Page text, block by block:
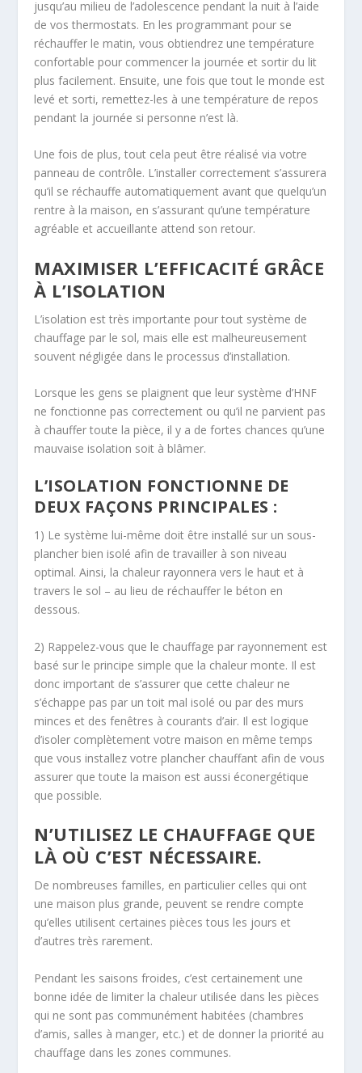
jusqu’au milieu de l’adolescence pendant la nuit à l’aide
de vos thermostats. En les programmant pour se
réchauffer le matin, vous obtiendrez une température
confortable pour commencer la journée et sortir du lit
plus facilement. Ensuite, une fois que tout le monde est
levé et sorti, remettez-les à une température de repos
pendant la journée si personne n’est là.
Une fois de plus, tout cela peut être réalisé via votre
panneau de contrôle. L’installer correctement s’assurera
qu’il se réchauffe automatiquement avant que quelqu’un
rentre à la maison, en s’assurant qu’une température
agréable et accueillante attend son retour.
MAXIMISER L’EFFICACITÉ GRÂCE
À L’ISOLATION
L’isolation est très importante pour tout système de
chauffage par le sol, mais elle est malheureusement
souvent négligée dans le processus d’installation.
Lorsque les gens se plaignent que leur système d’HNF
ne fonctionne pas correctement ou qu’il ne parvient pas
à chauffer toute la pièce, il y a de fortes chances qu’une
mauvaise isolation soit à blâmer.
L’ISOLATION FONCTIONNE DE
DEUX FAÇONS PRINCIPALES :
1) Le système lui-même doit être installé sur un sous-
plancher bien isolé afin de travailler à son niveau
optimal. Ainsi, la chaleur rayonnera vers le haut et à
travers le sol – au lieu de réchauffer le béton en
dessous.
2) Rappelez-vous que le chauffage par rayonnement est
basé sur le principe simple que la chaleur monte. Il est
donc important de s’assurer que cette chaleur ne
s’échappe pas par un toit mal isolé ou par des murs
minces et des fenêtres à courants d’air. Il est logique
d’isoler complètement votre maison en même temps
que vous installez votre plancher chauffant afin de vous
assurer que toute la maison est aussi éconergétique
que possible.
N’UTILISEZ LE CHAUFFAGE QUE
LÀ OÙ C’EST NÉCESSAIRE.
De nombreuses familles, en particulier celles qui ont
une maison plus grande, peuvent se rendre compte
qu’elles utilisent certaines pièces tous les jours et
d’autres très rarement.
Pendant les saisons froides, c’est certainement une
bonne idée de limiter la chaleur utilisée dans les pièces
qui ne sont pas communément habitées (chambres
d’amis, salles à manger, etc.) et de donner la priorité au
chauffage dans les zones communes.